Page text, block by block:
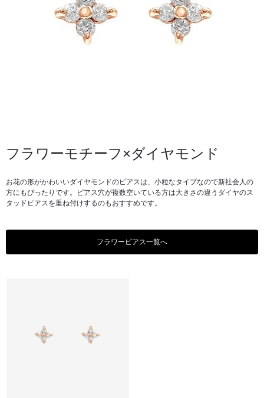
フラワーモチーフ×ダイヤモンド
お花の形がかわいいダイヤモンドのピアスは、小粒なタイプなので新社会人の
方にもぴったりです。ピアス穴が複数空いている方は大きさの違うダイヤのス
タッドピアスを重ね付けするのもおすすめです。
フラワーピアス一覧へ